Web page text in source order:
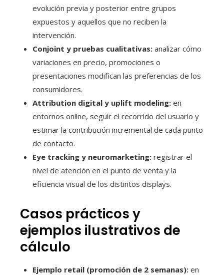
evolución previa y posterior entre grupos
expuestos y aquellos que no reciben la
intervención.
Conjoint y pruebas cualitativas: analizar cómo
variaciones en precio, promociones o
presentaciones modifican las preferencias de los
consumidores.
Attribution digital y uplift modeling: en
entornos online, seguir el recorrido del usuario y
estimar la contribución incremental de cada punto
de contacto.
Eye tracking y neuromarketing: registrar el
nivel de atención en el punto de venta y la
eficiencia visual de los distintos displays.
Casos prácticos y
ejemplos ilustrativos de
cálculo
Ejemplo retail (promoción de 2 semanas): en